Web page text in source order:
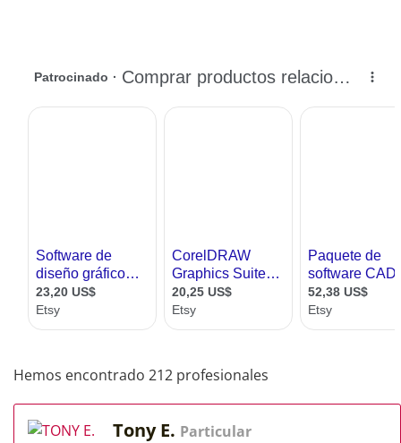
Hemos encontrado 212 profesionales
Tony E. Particular